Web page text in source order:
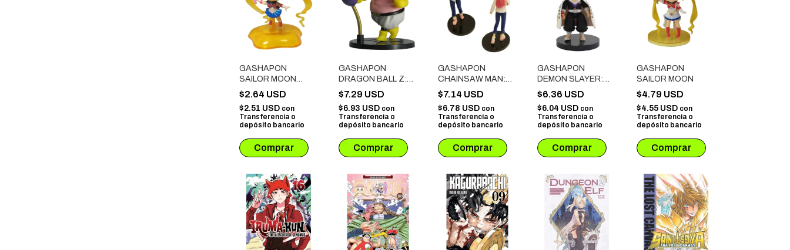
GASHAPON
SAILOR MOON
(7CM)
$2.64 USD
$2.51 USD con
Transferencia o
depósito bancario
GASHAPON
DRAGON BALL Z:
MAJIN BUU BOXEO
$7.29 USD
$6.93 USD con
Transferencia o
depósito bancario
GASHAPON
CHAINSAW MAN:
MAKIMA
$7.14 USD
$6.78 USD con
Transferencia o
depósito bancario
GASHAPON
DEMON SLAYER:
SANEMI
SHINAZUGAWA
$6.36 USD
$6.04 USD con
Transferencia o
depósito bancario
GASHAPON
SAILOR MOON
$4.79 USD
$4.55 USD con
Transferencia o
depósito bancario